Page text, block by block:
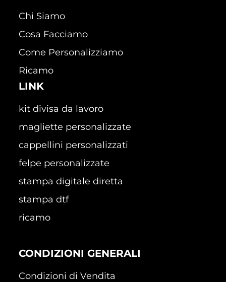
Chi Siamo
Cosa Facciamo
Come Personalizziamo
Ricamo
LINK
kit divisa da lavoro
magliette personalizzate
cappellini personalizzati
felpe personalizzate
stampa digitale diretta
stampa dtf
ricamo
CONDIZIONI GENERALI
Condizioni di Vendita